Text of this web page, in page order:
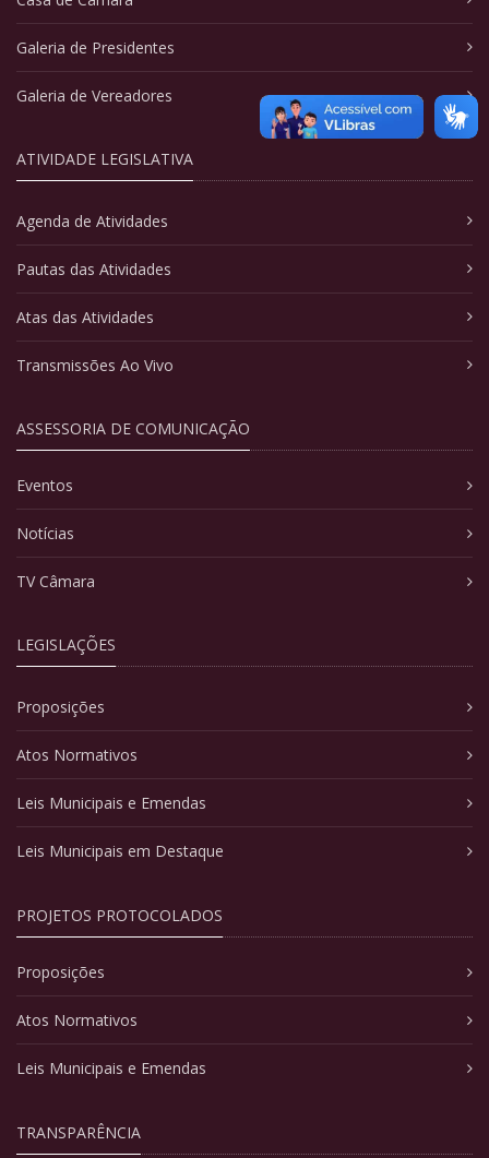
Galeria de Presidentes
Galeria de Vereadores
ATIVIDADE LEGISLATIVA
Agenda de Atividades
Pautas das Atividades
Atas das Atividades
Transmissões Ao Vivo
ASSESSORIA DE COMUNICAÇÃO
Eventos
Notícias
TV Câmara
LEGISLAÇÕES
Proposições
Atos Normativos
Leis Municipais e Emendas
Leis Municipais em Destaque
PROJETOS PROTOCOLADOS
Proposições
Atos Normativos
Leis Municipais e Emendas
TRANSPARÊNCIA